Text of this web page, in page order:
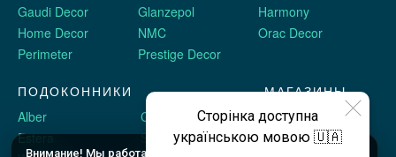
Gaudi Decor
Glanzepol
Harmony
Home Decor
NMC
Orac Decor
Perimeter
Prestige Decor
ПОДОКОННИКИ
Alber
Crystalit
Estera
Sauberg
МАГАЗИНЫ
Двери Omis
Stickerwall
Внимание! Мы работаем c 9 до 18 по будням (шоу рум до
Сторінка доступна
українською мовою 🇺🇦